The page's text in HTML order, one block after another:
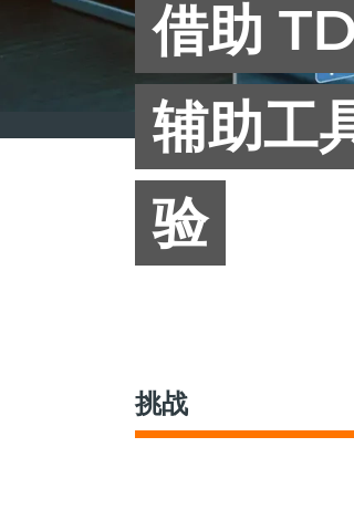
借助
辅助工
验
挑战